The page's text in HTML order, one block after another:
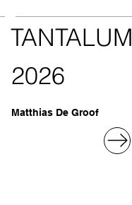
TANTALUM
2026
Matthias De Groof